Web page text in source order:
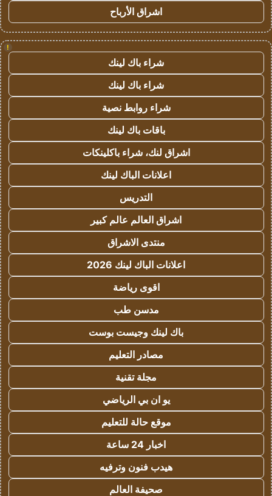
اشراق الأرباح
!
شراء باك لينك
شراء باك لينك
شراء روابط نصية
باقات باك لينك
اشراق لنك، شراء باكلينكات
اعلانات الباك لينك
التدريس
اشراق العالم عالم كبير
منتدى الاشراق
اعلانات الباك لينك 2026
اقوى رياضة
مدسن طب
باك لينك وجيست بوست
مصادر التعليم
مجلة تقنية
يو ان بي الرياضي
موقع حالة للتعليم
اخبار 24 ساعة
هيدب فنون وترفيه
صحيفة العالم